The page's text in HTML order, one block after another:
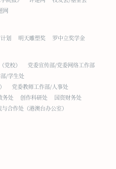
网
划 明天雕塑奖 罗中立奖学金
党校）
党委宣传部/党委网络工作部
/学生处
党委教师工作部/人事处
务处 创作科研处
国资财务处
合作处（港澳台办公室）